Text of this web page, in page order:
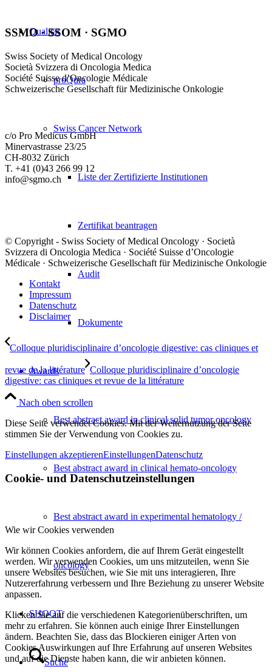
Qualität
proQura
Swiss Cancer Network
Liste der Zertifizierte Institutionen
Zertifikat beantragen
Audit
Dokumente
Awards
Best abstract award in clinical solid tumor oncology
Best abstract award in clinical hemato-oncology
Best abstract award in experimental hematology /
oncology
SHOOT
Suche
SSMO · SSOM · SGMO
Swiss Society of Medical Oncology
Società Svizzera di Oncologia Medica
Société Suisse d’Oncologie Médicale
Schweizerische Gesellschaft für Medizinische Onkologie
c/o Pro Medicus GmbH
Minervastrasse 23/25
CH-8032 Zürich
T. +41 (0)43 266 99 12
info@sgmo.ch
© Copyright - Swiss Society of Medical Oncology · Società
Svizzera di Oncologia Medica · Société Suisse d’Oncologie
Médicale · Schweizerische Gesellschaft für Medizinische Onkologie
Kontakt
Impressum
Datenschutz
Disclaimer
Colloque pluridisciplinaire d’oncologie digestive: cas cliniques et
revue de la littérature Colloque pluridisciplinaire d’oncologie
digestive: cas cliniques et revue de la littérature
Nach oben scrollen
Diese Seite verwendet Cookies. Mit der Weiternutzung der Seite
stimmen Sie der Verwendung von Cookies zu.
Einstellungen akzeptierenEinstellungenDatenschutz
Cookie- und Datenschutzeinstellungen
Wie wir Cookies verwenden
Wir können Cookies anfordern, die auf Ihrem Gerät eingestellt
werden. Wir verwenden Cookies, um uns mitzuteilen, wenn Sie
unsere Websites besuchen, wie Sie mit uns interagieren, Ihre
Nutzererfahrung verbessern und Ihre Beziehung zu unserer Website
anpassen.
Klicken Sie auf die verschiedenen Kategorienüberschriften, um
mehr zu erfahren. Sie können auch einige Ihrer Einstellungen
ändern. Beachten Sie, dass das Blockieren einiger Arten von
Cookies Auswirkungen auf Ihre Erfahrung auf unseren Websites
und auf die Dienste haben kann, die wir anbieten können.